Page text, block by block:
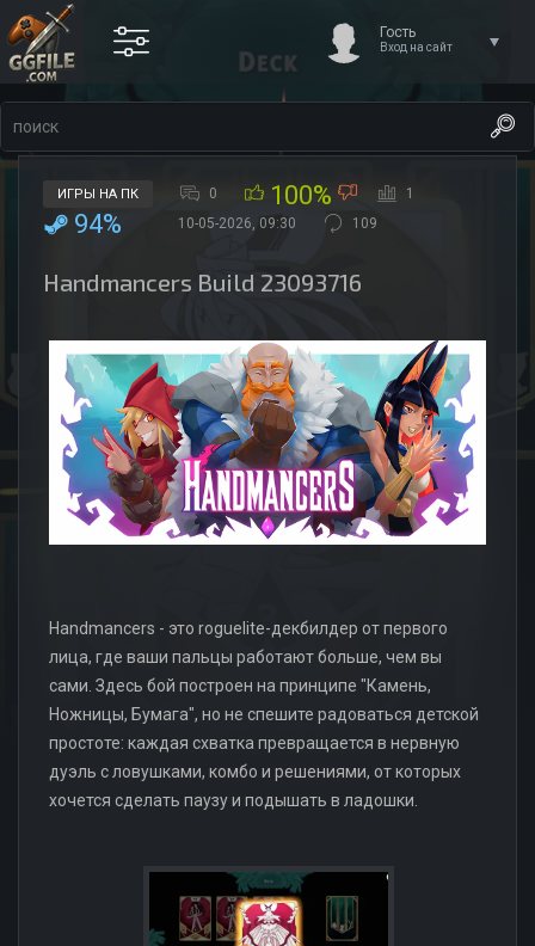
Гость
Вход на сайт
ИГРЫ НА ПК 0 100% 1
94% 10-05-2026, 09:30 109
Handmancers Build 23093716
Handmancers - это roguelite-декбилдер от первого
лица, где ваши пальцы работают больше, чем вы
сами. Здесь бой построен на принципе "Камень,
Ножницы, Бумага", но не спешите радоваться детской
простоте: каждая схватка превращается в нервную
дуэль с ловушками, комбо и решениями, от которых
хочется сделать паузу и подышать в ладошки.